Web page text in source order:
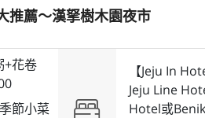
推薦～漢拏樹木園夜市
+花卷
節小菜
【Jeju In
Jeju Line
Hotel或